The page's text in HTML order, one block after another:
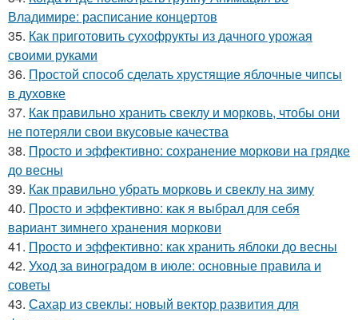
Владимире: расписание концертов
35. Как приготовить сухофрукты из дачного урожая
своими руками
36. Простой способ сделать хрустящие яблочные чипсы
в духовке
37. Как правильно хранить свеклу и морковь, чтобы они
не потеряли свои вкусовые качества
38. Просто и эффективно: сохранение моркови на грядке
до весны
39. Как правильно убрать морковь и свеклу на зиму
40. Просто и эффективно: как я выбрал для себя
вариант зимнего хранения моркови
41. Просто и эффективно: как хранить яблоки до весны
42. Уход за виноградом в июле: основные правила и
советы
43. Сахар из свеклы: новый вектор развития для